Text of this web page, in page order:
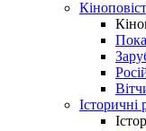
Історичні